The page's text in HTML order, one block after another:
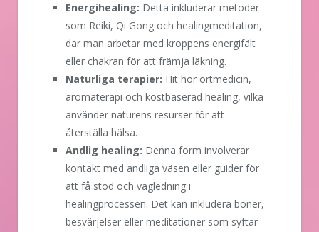
Energihealing: Detta inkluderar metoder
som Reiki, Qi Gong och healingmeditation,
där man arbetar med kroppens energifält
eller chakran för att främja läkning.
Naturliga terapier: Hit hör örtmedicin,
aromaterapi och kostbaserad healing, vilka
använder naturens resurser för att
återställa hälsa.
Andlig healing: Denna form involverar
kontakt med andliga väsen eller guider för
att få stöd och vägledning i
healingprocessen. Det kan inkludera böner,
besvärjelser eller meditationer som syftar